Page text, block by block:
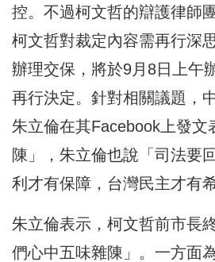
控。不過柯文哲的辯護律師
柯文哲對裁定內容需再行深
辦理交保，將於9月8日上午
再行決定。針對相關議題，
朱立倫在其Facebook上發文
陳」，朱立倫也說「司法要
利才有保障，台灣民主才有希
朱立倫表示，柯文哲前市長
們心中五味雜陳」。一方面